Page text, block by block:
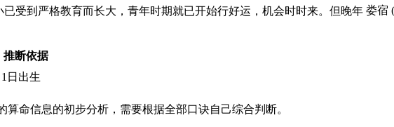
受到严格教育而长大，青年时期就已开始行好运，机会时时来。但晚年 娄宿
推断依据
日出生
命信息的初步分析，需要根据全部口诀自己综合判断。